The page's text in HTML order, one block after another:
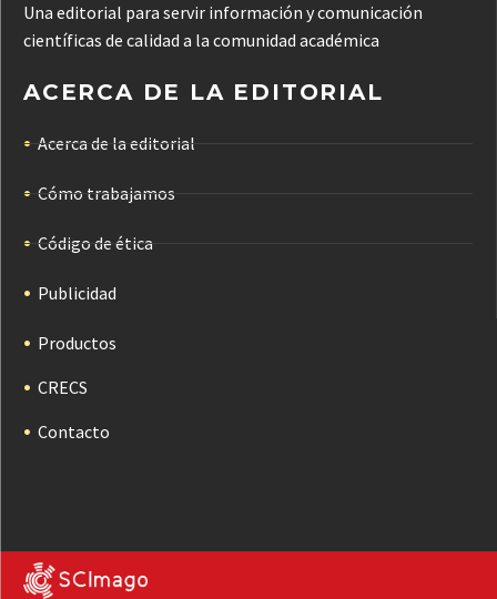
Una editorial para servir información y comunicación
científicas de calidad a la comunidad académica
ACERCA DE LA EDITORIAL
Acerca de la editorial
Cómo trabajamos
Código de ética
Publicidad
Productos
CRECS
Contacto